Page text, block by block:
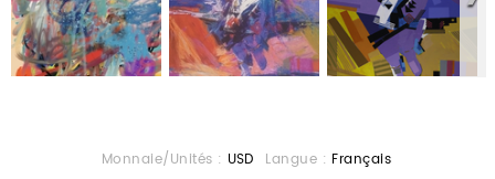
Monnaie/Unités : USD Langue : Français